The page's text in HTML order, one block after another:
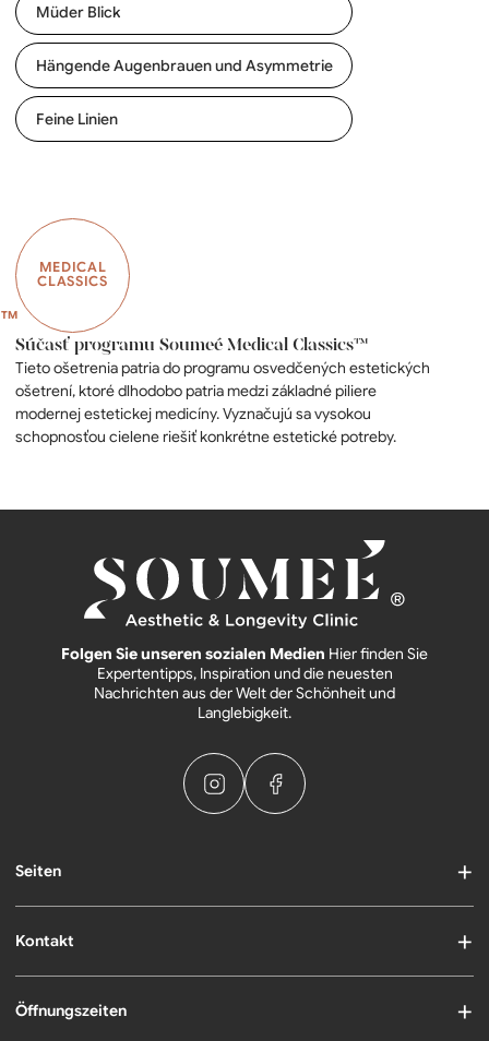
Müder Blick
Hängende Augenbrauen und Asymmetrie
Feine Linien
MEDICAL
CLASSICS
Súčasť programu Soumeé Medical Classics™
Tieto ošetrenia patria do programu osvedčených estetických
ošetrení, ktoré dlhodobo patria medzi základné piliere
modernej estetickej medicíny. Vyznačujú sa vysokou
schopnosťou cielene riešiť konkrétne estetické potreby.
Folgen Sie unseren sozialen Medien Hier finden Sie
Expertentipps, Inspiration und die neuesten
Nachrichten aus der Welt der Schönheit und
Langlebigkeit.
Seiten
Kontakt
Öffnungszeiten